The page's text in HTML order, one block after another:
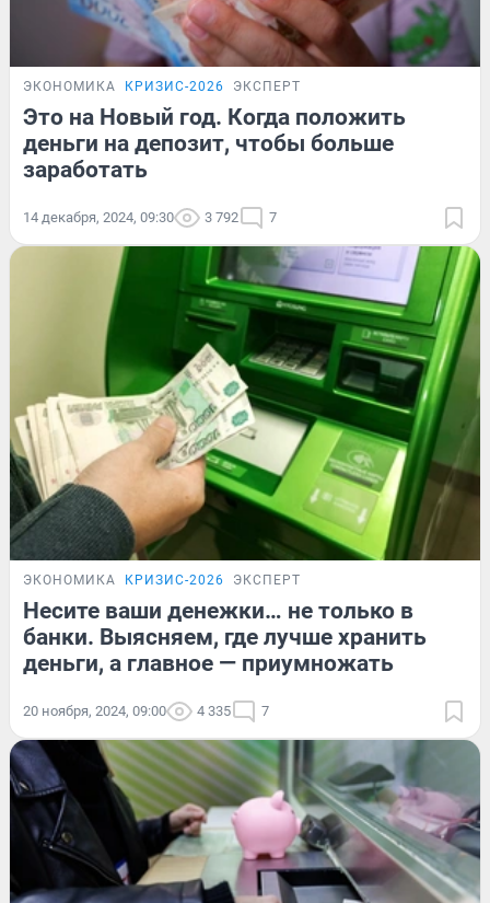
ЭКОНОМИКА КРИЗИС-2026 ЭКСПЕРТ
Это на Новый год. Когда положить
деньги на депозит, чтобы больше
заработать
14 декабря, 2024, 09:30 3 792 7
ЭКОНОМИКА КРИЗИС-2026 ЭКСПЕРТ
Несите ваши денежки… не только в
банки. Выясняем, где лучше хранить
деньги, а главное — приумножать
20 ноября, 2024, 09:00 4 335 7